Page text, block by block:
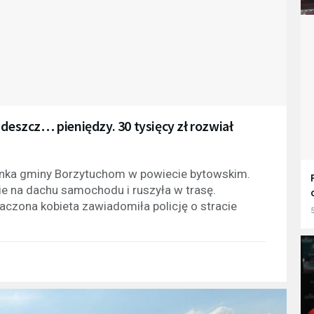
pieniędzy. 30 tysięcy zł rozwiał
gminy Borzytuchom w powiecie bytowskim.
na dachu samochodu i ruszyła w trasę.
kobieta zawiadomiła policję o stracie